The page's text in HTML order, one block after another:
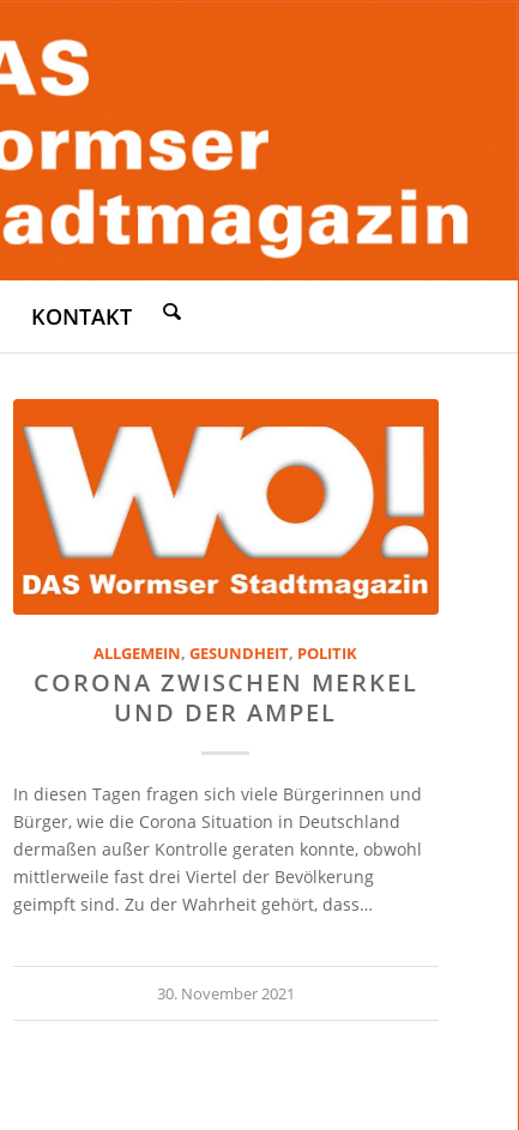
KONTAKT
ALLGEMEIN,GESUNDHEIT, POLITIK
CORONA ZWISCHEN MERKEL
UND DER AMPEL
In diesen Tagen fragen sich viele Bürgerinnen und
Bürger, wie die Corona Situation in Deutschland
dermaßen außer Kontrolle geraten konnte, obwohl
mittlerweile fast drei Viertel der Bevölkerung
geimpft sind. Zu der Wahrheit gehört, dass…
30. November 2021